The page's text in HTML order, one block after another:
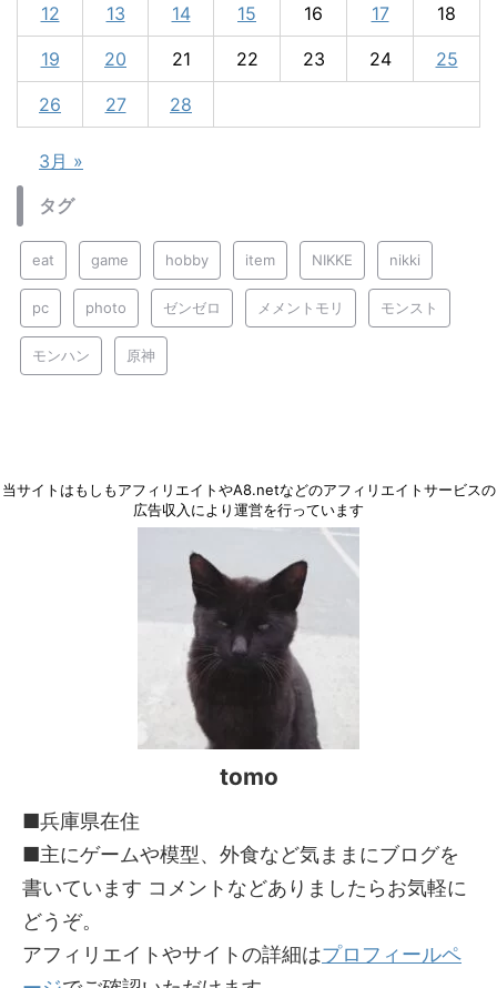
12 13 14 15 16 17 18
19 20 21 22 23 24 25
26 27 28
3月 »
タグ
eat game hobby item NIKKE nikki
pc photo ゼンゼロ メメントモリ モンスト
モンハン 原神
当サイトはもしもアフィリエイトやA8.netなどのアフィリエイトサービスの
広告収入により運営を行っています
tomo
■兵庫県在住
■主にゲームや模型、外食など気ままにブログを
書いています コメントなどありましたらお気軽に
どうぞ。
アフィリエイトやサイトの詳細はプロフィールペ